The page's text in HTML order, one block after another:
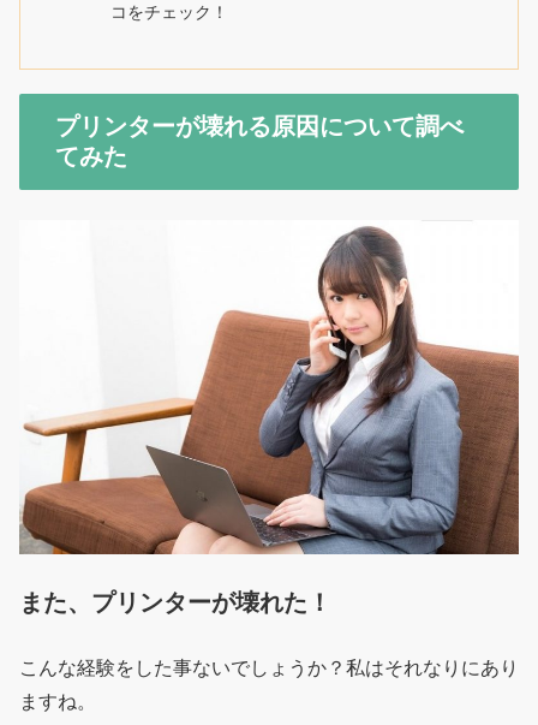
コをチェック！
プリンターが壊れる原因について調べ
てみた
また、プリンターが壊れた！
こんな経験をした事ないでしょうか？私はそれなりにあり
ますね。